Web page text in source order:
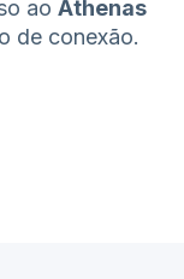
ao Athenas
de conexão.